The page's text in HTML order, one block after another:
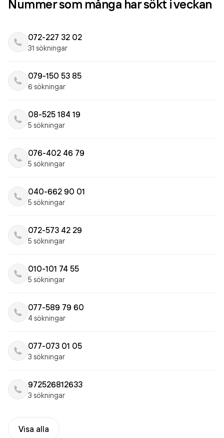
Nummer som många har sökt i veckan
072-227 32 02
31 sökningar
079-150 53 85
6 sökningar
08-525 184 19
5 sökningar
076-402 46 79
5 sökningar
040-662 90 01
5 sökningar
072-573 42 29
5 sökningar
010-101 74 55
5 sökningar
077-589 79 60
4 sökningar
077-073 01 05
3 sökningar
972526812633
3 sökningar
Visa alla